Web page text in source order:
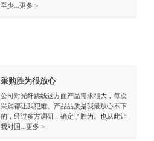
至少... 更多 >
采购胜为很放心
公司对光纤跳线这方面产品需求很大，每次
采购都让我犯难。产品品质是我最放心不下
的，经过多方调研，确定了胜为。也从此让
我对国...更多 >